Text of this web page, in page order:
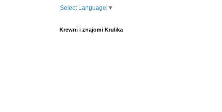
Select Language ▼
Krewni i znajomi Krulika